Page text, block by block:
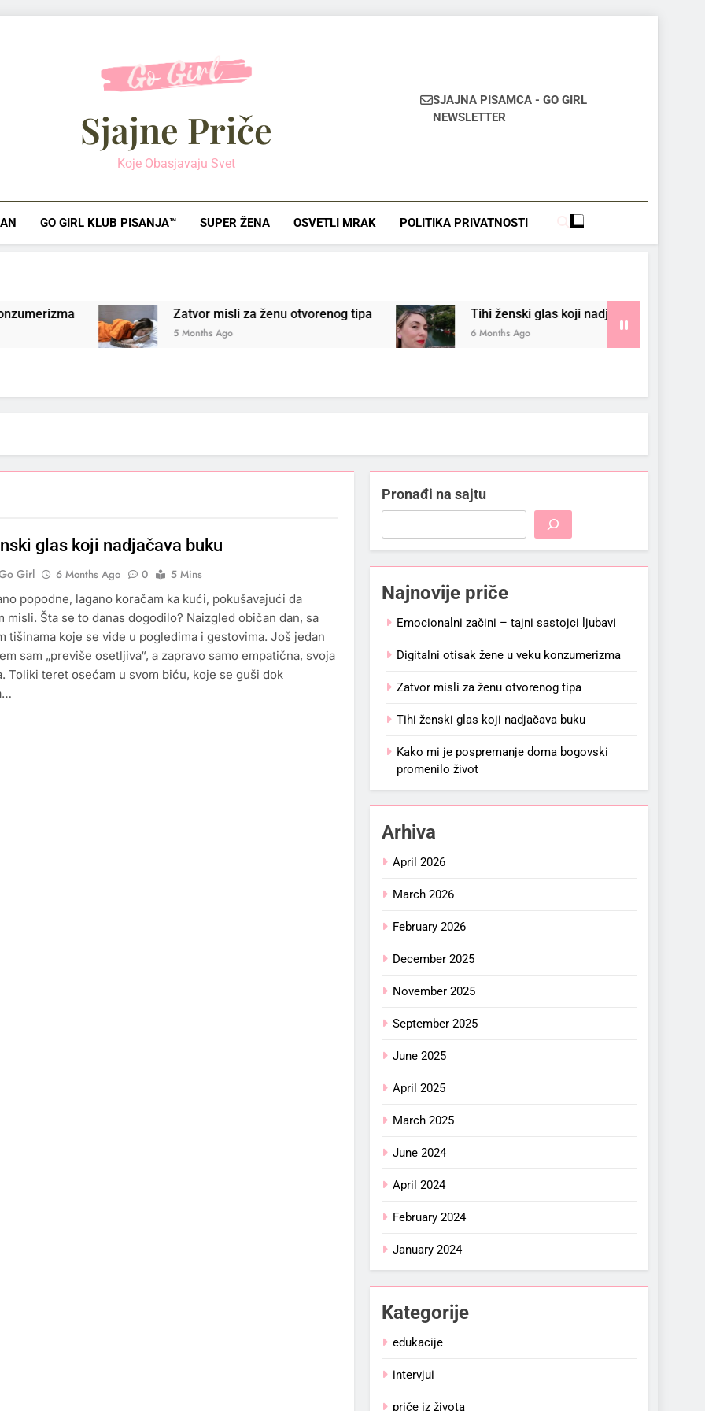
Sjajne Priče
Koje Obasjavaju Svet
SJAJNA PISAMCA - GO GIRL
NEWSLETTER
GO GIRL KLUB PISANJA™ SUPER ŽENA OSVETLI MRAK POLITIKA PRIVATNOSTI
Zatvor misli za ženu otvorenog tipa
5 Months Ago
Tihi ženski glas koji nadjačava buku
6 Months Ago
glas koji nadjačava buku
Girl 6 Months Ago 0
5 Mins
popodne, lagano koračam ka kući, pokušavajući da
misli. Šta se to danas dogodilo? Naizgled običan dan, sa
tišinama koje se vide u pogledima i gestovima. Još jedan
sam „previše osetljiva“, a zapravo samo empatična, svoja
Toliki teret osećam u svom biću, koje se guši dok
Pronađi na sajtu
Najnovije priče
Emocionalni začini – tajni sastojci ljubavi
Digitalni otisak žene u veku konzumerizma
Zatvor misli za ženu otvorenog tipa
Tihi ženski glas koji nadjačava buku
Kako mi je pospremanje doma bogovski
promenilo život
Arhiva
April 2026
March 2026
February 2026
December 2025
November 2025
September 2025
June 2025
April 2025
March 2025
June 2024
April 2024
February 2024
January 2024
Kategorije
edukacije
intervjui
priče iz života